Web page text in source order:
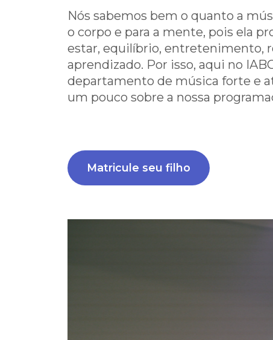
Nós sabemos bem o quanto a
o corpo e para a mente, pois ela
estar, equilíbrio, entretenimento,
aprendizado. Por isso, aqui no
departamento de música forte e
um pouco sobre a nossa
Matricule seu filho